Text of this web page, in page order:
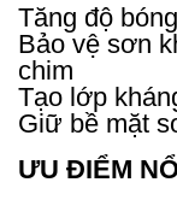
Tăng độ
Bảo vệ sơn
chim
Tạo lớp
Giữ bề mặt
ƯU ĐIỂM